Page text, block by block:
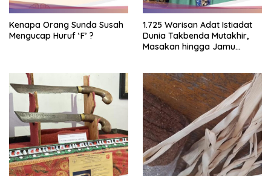
Kenapa Orang Sunda Susah
Mengucap Huruf ‘F’ ?
1.725 Warisan Adat Istiadat
Dunia Takbenda Mutakhir,
Masakan hingga Jamu